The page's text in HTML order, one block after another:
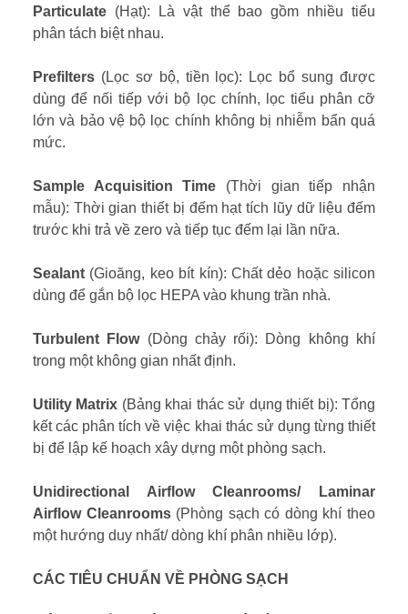
Particulate (Hạt): Là vật thể bao gồm nhiều tiểu
phân tách biệt nhau.
Prefilters (Lọc sơ bộ, tiền lọc): Lọc bổ sung được
dùng để nối tiếp với bộ lọc chính, lọc tiểu phân cỡ
lớn và bảo vệ bộ lọc chính không bị nhiễm bẩn quá
mức.
Sample Acquisition Time (Thời gian tiếp nhận
mẫu): Thời gian thiết bị đếm hạt tích lũy dữ liệu đếm
trước khi trả về zero và tiếp tục đếm lại lần nữa.
Sealant (Gioăng, keo bít kín): Chất dẻo hoặc silicon
dùng để gắn bộ lọc HEPA vào khung trần nhà.
Turbulent Flow (Dòng chảy rối): Dòng không khí
trong một không gian nhất định.
Utility Matrix (Bảng khai thác sử dụng thiết bị): Tổng
kết các phân tích về việc khai thác sử dụng từng thiết
bị để lập kế hoạch xây dựng một phòng sạch.
Unidirectional Airflow Cleanrooms/ Laminar
Airflow Cleanrooms (Phòng sạch có dòng khí theo
một hướng duy nhất/ dòng khí phân nhiều lớp).
CÁC TIÊU CHUẨN VỀ PHÒNG SẠCH